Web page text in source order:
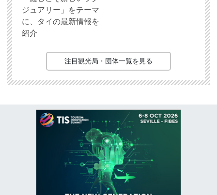
ジュアリー」をテーマ
に、タイの最新情報を
紹介
注目観光局・団体一覧を見る